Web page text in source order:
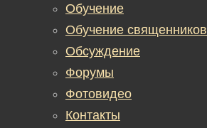
Обучение
Обучение священников
Обсуждение
Форумы
Фотовидео
Контакты